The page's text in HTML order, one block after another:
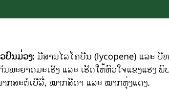
ປົນມ່ວງ: ມີສານໄລໂຄບີນ (lycopene) ແລະ ບີ
ພະຍາດມະເຮັງ ແລະ ເຮັດໃຫ້ຫົວໃຈແຂງແຮງ
ກສະຕໍເບີລີ່, ໝາກສີດາ ແລະ ໝາກຫຸ່ງແດງ.